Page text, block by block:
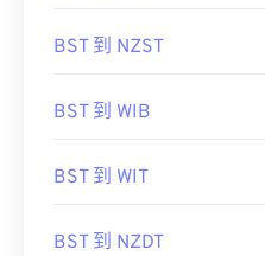
BST 到 NZST
BST 到 WIB
BST 到 WIT
BST 到 NZDT